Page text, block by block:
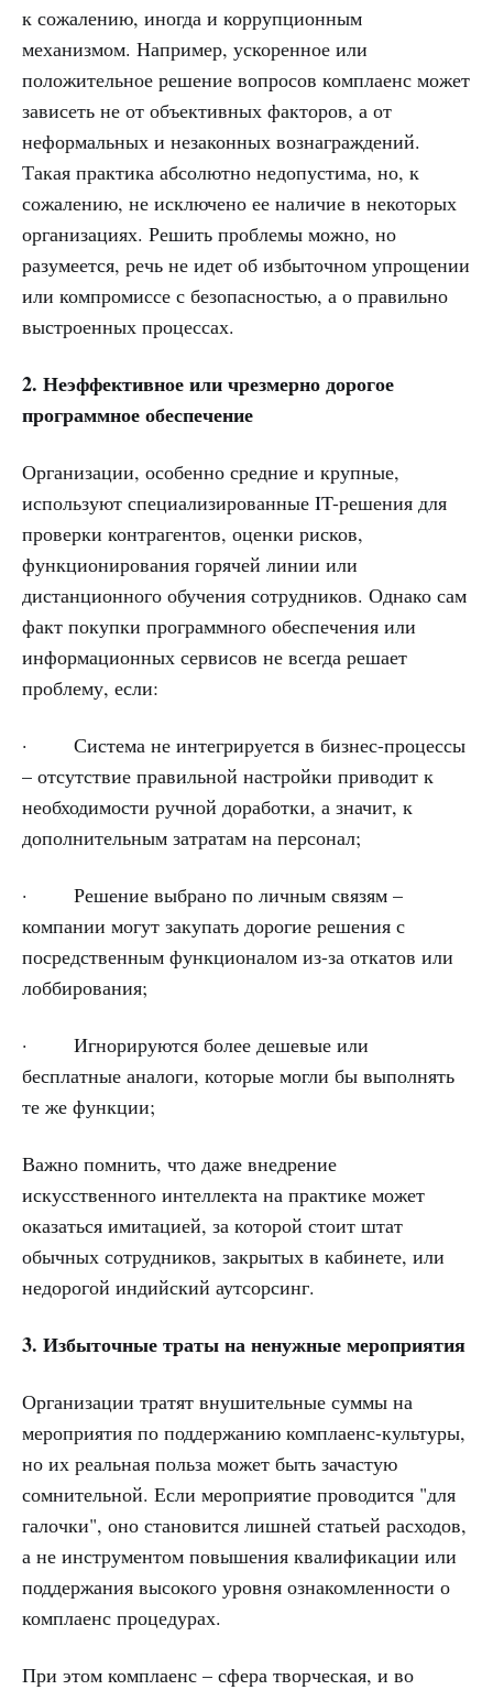
к сожалению, иногда и коррупционным
механизмом. Например, ускоренное или
положительное решение вопросов комплаенс может
зависеть не от объективных факторов, а от
неформальных и незаконных вознаграждений.
Такая практика абсолютно недопустима, но, к
сожалению, не исключено ее наличие в некоторых
организациях. Решить проблемы можно, но
разумеется, речь не идет об избыточном упрощении
или компромиссе с безопасностью, а о правильно
выстроенных процессах.
2. Неэффективное или чрезмерно дорогое
программное обеспечение
Организации, особенно средние и крупные,
используют специализированные IT-решения для
проверки контрагентов, оценки рисков,
функционирования горячей линии или
дистанционного обучения сотрудников. Однако сам
факт покупки программного обеспечения или
информационных сервисов не всегда решает
проблему, если:
· Система не интегрируется в бизнес-процессы
– отсутствие правильной настройки приводит к
необходимости ручной доработки, а значит, к
дополнительным затратам на персонал;
· Решение выбрано по личным связям –
компании могут закупать дорогие решения с
посредственным функционалом из-за откатов или
лоббирования;
· Игнорируются более дешевые или
бесплатные аналоги, которые могли бы выполнять
те же функции;
Важно помнить, что даже внедрение
искусственного интеллекта на практике может
оказаться имитацией, за которой стоит штат
обычных сотрудников, закрытых в кабинете, или
недорогой индийский аутсорсинг.
3. Избыточные траты на ненужные мероприятия
Организации тратят внушительные суммы на
мероприятия по поддержанию комплаенс-культуры,
но их реальная польза может быть зачастую
сомнительной. Если мероприятие проводится "для
галочки", оно становится лишней статьей расходов,
а не инструментом повышения квалификации или
поддержания высокого уровня ознакомленности о
комплаенс процедурах.
При этом комплаенс – сфера творческая, и во